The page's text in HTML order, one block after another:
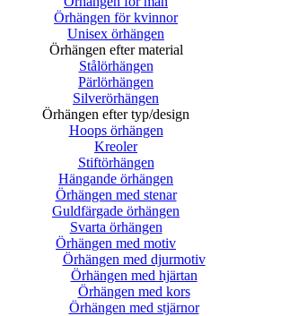
Örhängen för kvinnor
Unisex örhängen
Örhängen efter material
Stålörhängen
Pärlörhängen
Silverörhängen
Örhängen efter typ/design
Hoops örhängen
Kreoler
Stiftörhängen
Hängande örhängen
Örhängen med stenar
Guldfärgade örhängen
Svarta örhängen
Örhängen med motiv
Örhängen med djurmotiv
Örhängen med hjärtan
Örhängen med kors
Örhängen med stjärnor